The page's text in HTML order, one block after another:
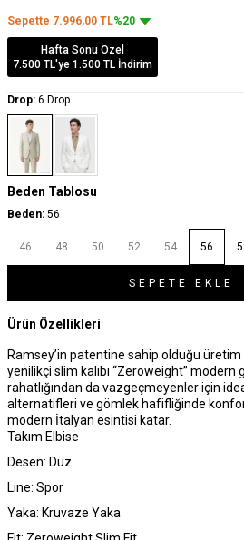
Sepette 7.996,00 TL%20
Hafta Sonu Özel
7.500 TL'ye 1.500 TL İndirim
Drop: 6 Drop
Beden Tablosu
Beden: 56
46 48 50 52 54 56
SEPETE EKLE
Ürün Özellikleri
Ramsey’in patentine sahip olduğu
yenilikçi slim kalıbı “Zeroweight” modern
rahatlığından da vazgeçmeyenler için
alternatifleri ve gömlek hafifliğinde
modern İtalyan esintisi katar.
Takım Elbise
Desen: Düz
Line: Spor
Yaka: Kruvaze Yaka